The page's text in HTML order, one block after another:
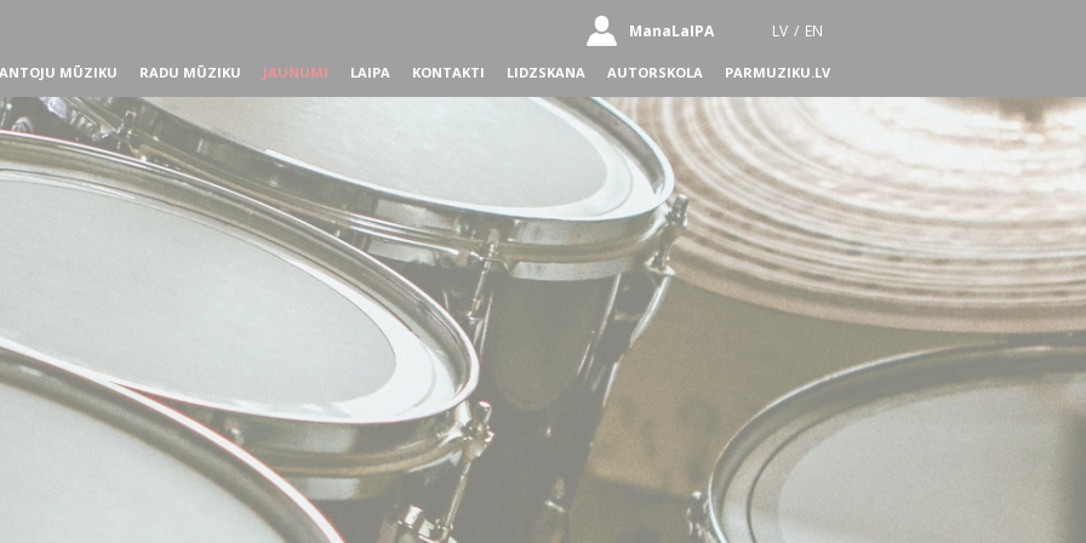
ManaLaIPA LV / EN
MŪZIKU RADU MŪZIKU JAUNUMI LAIPA KONTAKTI LIDZSKANA AUTORSKOLA PARMUZIKU.LV